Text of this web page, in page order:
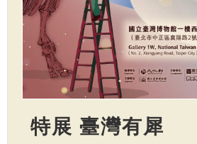
特展 臺灣有犀